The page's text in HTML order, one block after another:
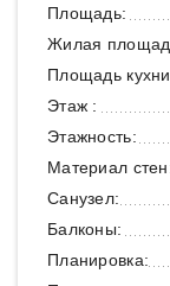
Площадь:
Жилая
Площадь
Этаж :
Этажность:
Материал
Санузел:
Балконы:
Планировка: